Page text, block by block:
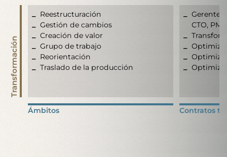
Transformación
Reestructuración
Gestión de cambios
Creación de valor
Grupo de trabajo
Reorientación
Traslado de la producción
Gerente
CTO,
Ámbitos Contratos